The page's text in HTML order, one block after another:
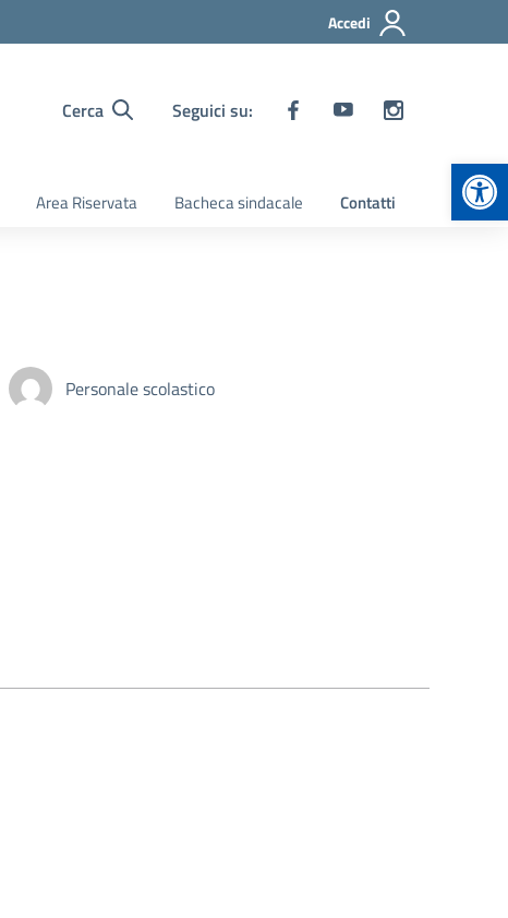
Accedi
Cerca Seguici su:
Area Riservata Bacheca sindacale Contatti
Personale scolastico